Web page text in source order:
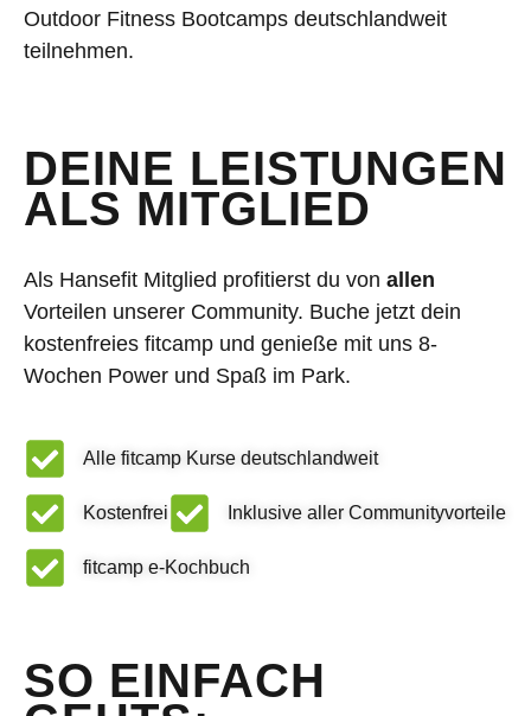
Outdoor Fitness Bootcamps deutschlandweit
teilnehmen.
DEINE LEISTUNGEN
ALS MITGLIED
Als Hansefit Mitglied profitierst du von allen
Vorteilen unserer Community. Buche jetzt dein
kostenfreies fitcamp und genieße mit uns 8-
Wochen Power und Spaß im Park.
Alle fitcamp Kurse deutschlandweit
Kostenfrei Inklusive aller Communityvorteile
fitcamp e-Kochbuch
SO EINFACH